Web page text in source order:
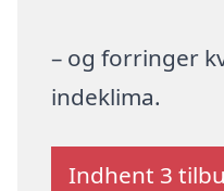
– og forringer
indeklima.
Indhent 3